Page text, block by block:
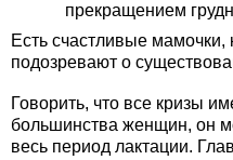
прекращением
Есть счастливые
подозревают о
Говорить, что все кризы
большинства женщин, он
весь период лактации.